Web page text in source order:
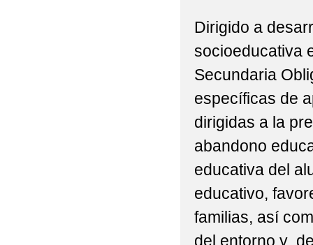
Dirigido a
socioeducativa
Secundaria
específicas de
dirigidas a la
abandono
educativa del
educativo,
familias, así
del entorno y